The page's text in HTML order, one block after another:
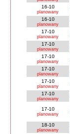
16-10
planowany
16-10
planowany
17-10
planowany
17-10
planowany
17-10
planowany
17-10
planowany
17-10
planowany
17-10
planowany
17-10
planowany
18-10
planowany